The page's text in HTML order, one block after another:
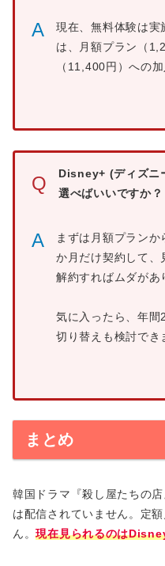
A
現在、無料体験は実
は、月額プラン（
（11,400円）への
Q
Disney+ (ディズニ
選べばいいですか？
A
まずは月額プラン
か月だけ契約して、
解約すればムダがあ
気に入ったら、年
切り替えも検討でき
まとめ
韓国ドラマ『殺し屋たちの
は配信されていません。定
ん。現在見られるのは